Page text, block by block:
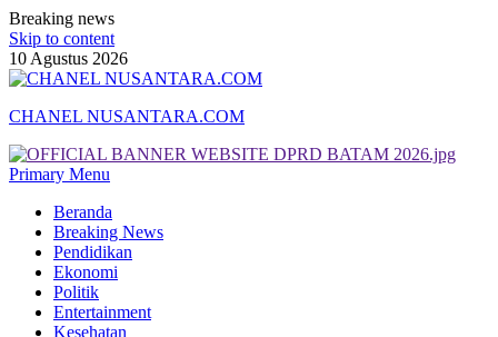
Breaking news
Skip to content
10 Agustus 2026
CHANEL NUSANTARA.COM
Primary Menu
Beranda
Breaking News
Pendidikan
Ekonomi
Politik
Entertainment
Kesehatan